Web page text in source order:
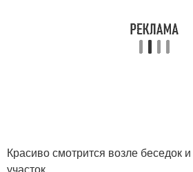
Красиво смотрится возле беседок